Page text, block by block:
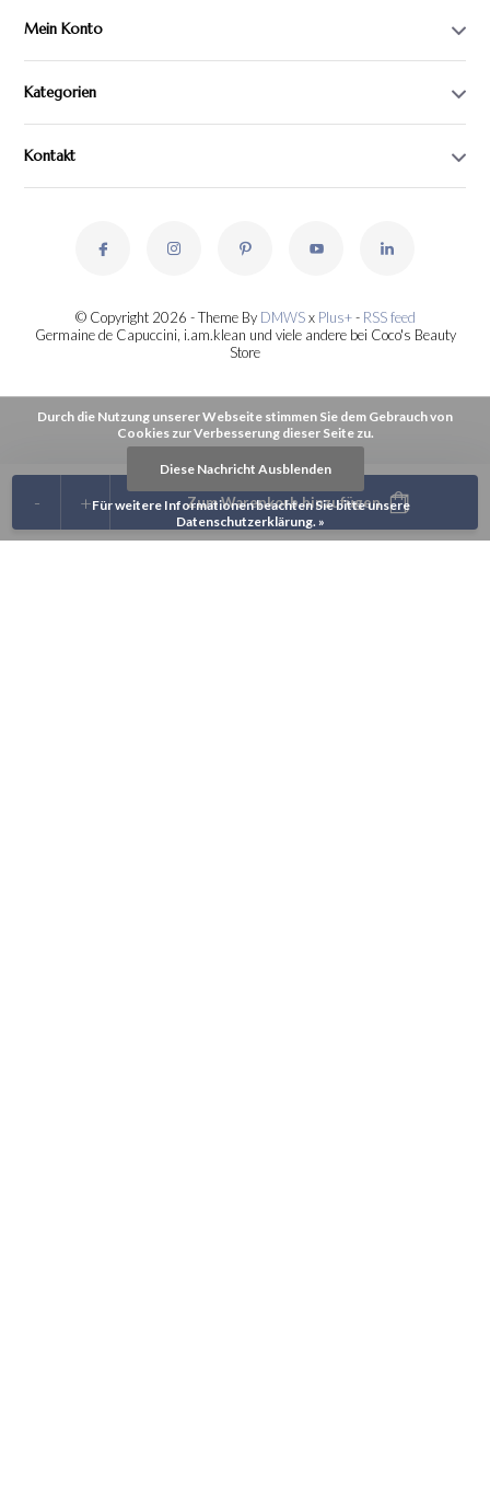
+
- Zum Warenkorb hinzufügen
Mein Konto
Kategorien
Kontakt
© Copyright 2026 - Theme By DMWSx Plus+- RSS feed
Germaine de Capuccini, i.am.klean und viele andere bei Coco's Beauty
Store
Durch die Nutzung unserer Webseite stimmen Sie dem Gebrauch von
Cookies zur Verbesserung dieser Seite zu.
Diese Nachricht Ausblenden
Für weitere Informationen beachten Sie bitte unsere
Datenschutzerklärung. »